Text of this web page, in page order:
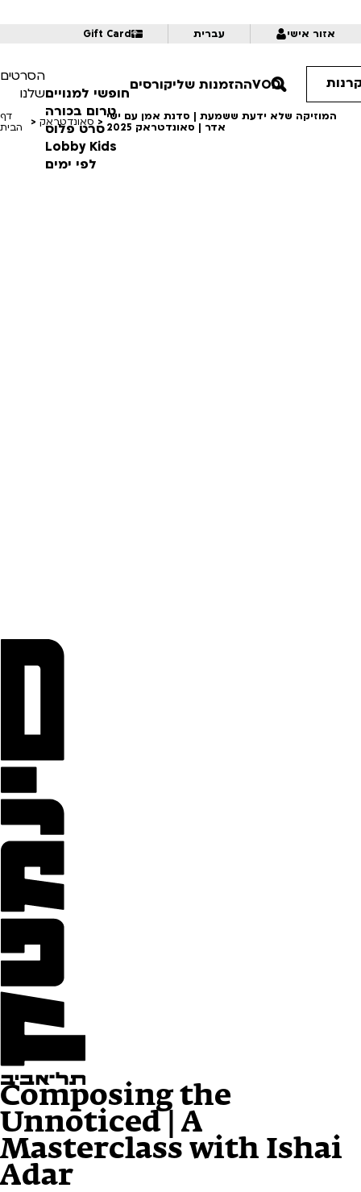
Gift Card עברית אזור אישי
הסרטים
שלנוחופשי למנויים
טרום בכורה
סרט פלוס
Lobby Kids
לפי ימים
קורסיםההזמנות שליVOD
דף
הבית
> סאונדטראק > המוזיקה שלא ידעת ששמעת | סדנת אמן עם ישי
אדר | סאונדטראק 2025
Composing the
Unnoticed | A
Masterclass with Ishai
Adar